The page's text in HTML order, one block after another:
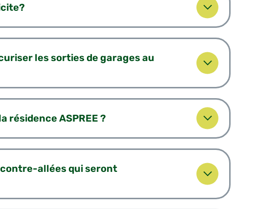
les sorties de garages au
résidence ASPREE ?
allées qui seront